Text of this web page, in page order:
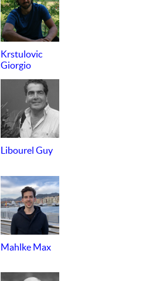
Krstulovic
Giorgio
Libourel Guy
Mahlke Max